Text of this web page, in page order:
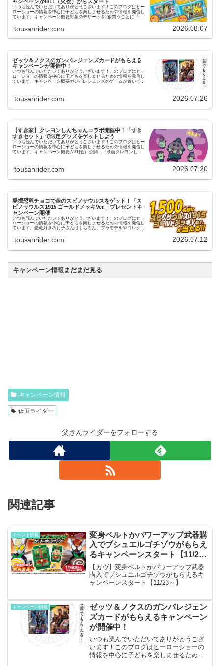
ャンペーンが8/11（火祝）からスタート
いつも読んでいただいてありがとうございます！このブログはヒー
ローショーの情報を中心に子どもを楽しませるための情報を発信し
ています。キャンペーン概要対象のデザートを2個買うごとに『メ
オ…
tousanrider.com 2026.08.07
ゼッツ＆ノクスのガンバレジェンズカードがもらえる
キャンペーンが開催中！
いつも読んでいただいてありがとうございます！このブログはヒー
ローショーの情報を中心に子どもを楽しませるための情報を発信し
ています。キャンペーン概要ガンバレジェンズのゲームが置いてあ
tousanrider.com 2026.07.26
【すき家】クレヨンしんちゃんコラボ開催中！「すき
すきセット」で限定グッズをゲットしよう
いつも読んでいただいてありがとうございます！このブログはヒー
ローショーの情報を中心に子どもを楽しませるための情報を発信し
ています。キャンペーン概要7/31(金）公開！『映画クレヨンしん
tousanrider.com 2026.07.20
発掘恐竜チョコで金のスピノサウルスをゲット！「ス
ピノサウルス1915 ゴールドメッキVer.」プレゼントキ
ャンペーン開催
いつも読んでいただいてありがとうございます！このブログはヒー
ローショーの情報を中心に子どもを楽しませるための情報を発信し
ています。恐竜好きのお子さんはもちろん、プラモデルやコレクシ
た！…
tousanrider.com 2026.07.12
キャンペーン情報まだまだ見る
tousanrider.com
7/14(火)からスタート！
いつも読んでいただいてありがとうございます！このブログは
ヒーローショーの情報を中心に子どもを楽しませるための情報
を発信しています。キャンペーン概要国民的、いや世界的人気
アニメの「鬼滅の刃」とのコラボキャンペーン2024年に実施
開。今年も豪華！
いつも読んでいただいてありがとうございます！このブログは
ヒーローショーの情報を中心に子どもを楽しませるための情報
tousanrider.com 2026.06.23
サントリー自販機で名探偵コナンのアクリルスタ
ンドが当たるキャンペーン！
いつも読んでいただいてありがとうございます！このブログは
ヒーローショーの情報を中心に子どもを楽しませるための情報
tousanrider.com 2026.06.03
キャンペーン情報
仮面ライダー
父さんライダーをフォローする
関連記事
イベント情報
変身ベルトかパワーアップ武器購
入でブシュエルゴチゾウがもらえ
るキャンペーンスタート【11/23
～】
【ガヴ】変身ベルトかパワーアップ武器
購入でブシュエルゴチゾウがもらえるキ
ャンペーンスタート【11/23～】
キャンペーン情報
ゼッツ＆ノクスのガンバレジェン
ズカードがもらえるキャンペーン
が開催中！
いつも読んでいただいてありがとうござ
います！このブログはヒーローショーの
情報を中心に子どもを楽しませるための